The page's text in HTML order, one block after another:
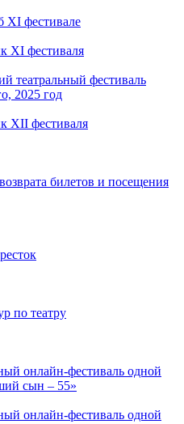
фестивале
XI фестиваля
театральный фестиваль
2025 год
XII фестиваля
билетов и посещения
по театру
онлайн-фестиваль одной
сын – 55»
онлайн-фестиваль одной